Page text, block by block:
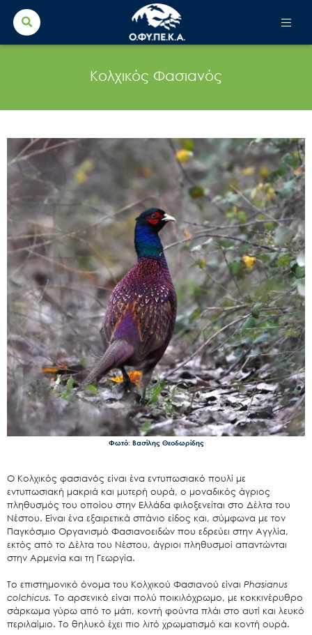
Search
for:
Κολχικός Φασιανός
Φωτό: Βασίλης Θεοδωρίδης
Ο Κολχικός φασιανός είναι ένα εντυπωσιακό πουλί με
εντυπωσιακή μακριά και μυτερή ουρά, ο μοναδικός άγριος
πληθυσμός του οποίου στην Ελλάδα φιλοξενείται στο Δέλτα του
Νέστου. Είναι ένα εξαιρετικά σπάνιο είδος και, σύμφωνα με τον
Παγκόσμιο Οργανισμό Φασιανοειδών που εδρεύει στην Αγγλία,
εκτός από το Δέλτα του Νέστου, άγριοι πληθυσμοί απαντώνται
στην Αρμενία και τη Γεωργία.
Το επιστημονικό όνομα του Κολχικού Φασιανού είναι Phasianus
colchicus. Το αρσενικό είναι πολύ ποικιλόχρωμο, με κοκκινέρυθρο
σάρκωμα γύρω από το μάτι, κοντή φούντα πλάι στο αυτί και λευκό
περιλαίμιο. Το θηλυκό έχει πιο λιτό χρωματισμό και κοντή ουρά.